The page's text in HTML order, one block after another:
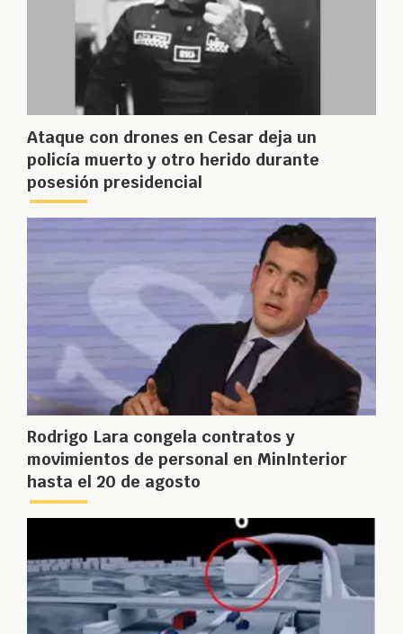
Ataque con drones en Cesar deja un
policía muerto y otro herido durante
posesión presidencial
Rodrigo Lara congela contratos y
movimientos de personal en MinInterior
hasta el 20 de agosto